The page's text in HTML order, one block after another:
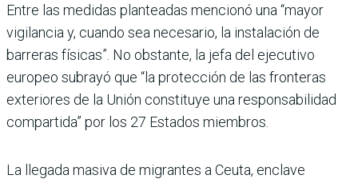
Entre las medidas planteadas mencionó una “mayor
vigilancia y, cuando sea necesario, la instalación de
barreras físicas”. No obstante, la jefa del ejecutivo
europeo subrayó que “la protección de las fronteras
exteriores de la Unión constituye una responsabilidad
compartida” por los 27 Estados miembros.
La llegada masiva de migrantes a Ceuta, enclave